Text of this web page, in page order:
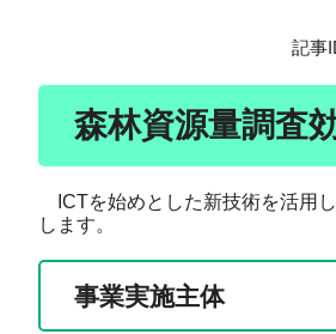
記事
森林資源量調査
ICTを始めとした新技術を活用
します。
事業実施主体